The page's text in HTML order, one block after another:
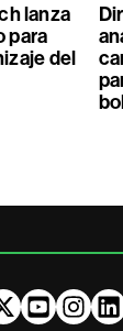
lanza
para
del